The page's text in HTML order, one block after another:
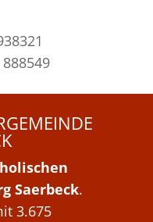
Saerbeck.
3.675